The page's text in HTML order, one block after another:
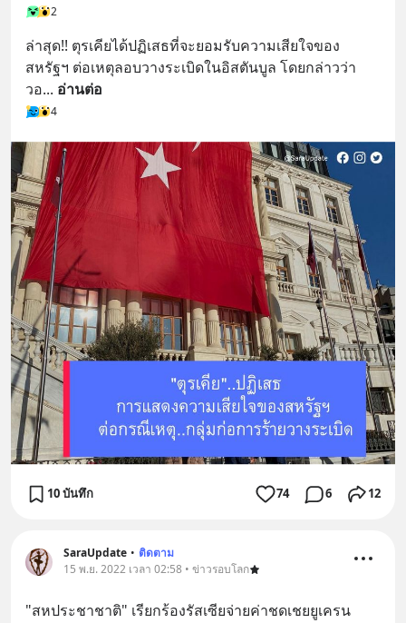
2
ล่าสุด!! ตุรเคียได้ปฏิเสธที่จะยอมรับความเสียใจของ
สหรัฐฯ ต่อเหตุลอบวางระเบิดในอิสตันบูล โดยกล่าวว่า
วอ... อ่านต่อ
4
10 บันทึก 74 6 12
SaraUpdate • ติดตาม
15 พ.ย. 2022 เวลา 02:58 • ข่าวรอบโลก
"สหประชาชาติ" เรียกร้องรัสเซียจ่ายค่าชดเชยยูเครน